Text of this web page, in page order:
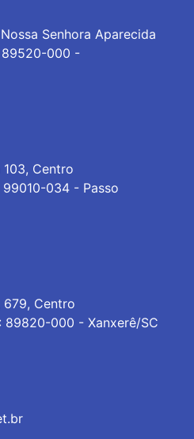
Senhora Aparecida
89520-000 -
103, Centro
034 - Passo
679, Centro
89820-000 - Xanxerê/SC